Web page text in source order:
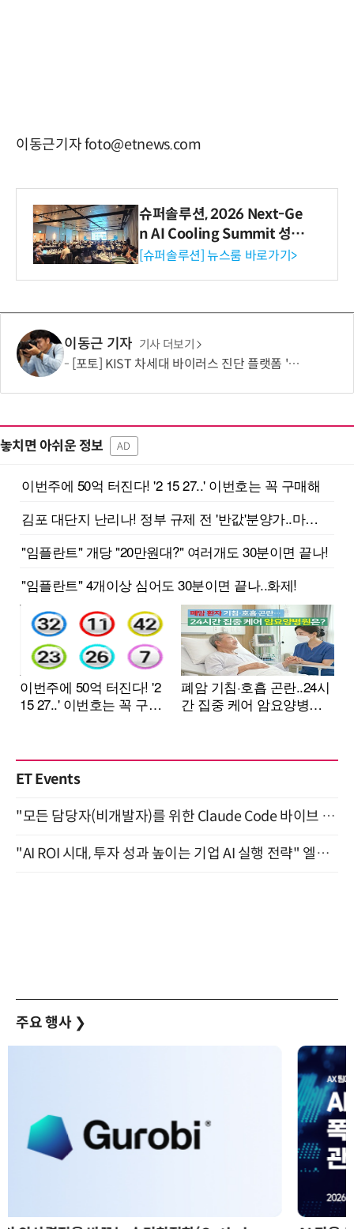
이동근기자 foto@etnews.com
슈퍼솔루션, 2026 Next-Ge
n AI Cooling Summit 성황
리 성료
[슈퍼솔루션] 뉴스룸 바로가기>
이동근 기자 기사 더보기
[포토] KIST 차세대 바이러스 진단 플랫폼 '퓨전 어세이' 개발
놓치면 아쉬운 정보 AD
ET Events
"모든 담당자(비개발자)를 위한 Claude Code 바이브 코딩 2-day 부트캠프" 9월 16~17일 개최
"AI ROI 시대, 투자 성과 높이는 기업 AI 실행 전략" 엘타워 6층 (9월 18일)
주요 행사 ❯